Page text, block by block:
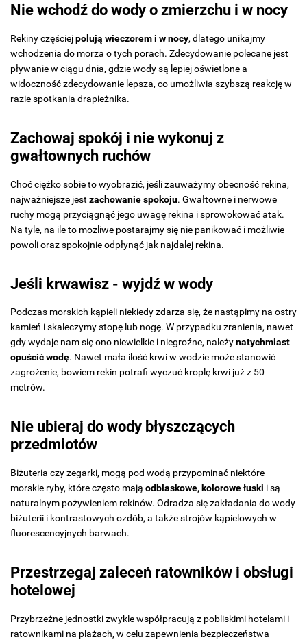
Nie wchodź do wody o zmierzchu i w nocy
Rekiny częściejpolują wieczorem i w nocy, dlatego unikajmy
wchodzenia do morza o tych porach. Zdecydowanie polecane jest
pływanie w ciągu dnia, gdzie wody są lepiej oświetlone a
widoczność zdecydowanie lepsza, co umożliwia szybszą reakcję w
razie spotkania drapieżnika.
Zachowaj spokój i nie wykonuj z
gwałtownych ruchów
Choć ciężko sobie to wyobrazić, jeśli zauważymy obecność rekina,
najważniejsze jest zachowanie spokoju. Gwałtowne i nerwowe
ruchy mogą przyciągnąć jego uwagę rekina i sprowokować atak.
Na tyle, na ile to możliwe postarajmy się nie panikować i możliwie
powoli oraz spokojnie odpłynąć jak najdalej rekina.
Jeśli krwawisz - wyjdź w wody
Podczas morskich kąpieli niekiedy zdarza się, że nastąpimy na ostry
kamień i skaleczymy stopę lub nogę. W przypadku zranienia, nawet
gdy wydaje nam się ono niewielkie i niegroźne, należynatychmiast
opuścić wodę. Nawet mała ilość krwi w wodzie może stanowić
zagrożenie, bowiem rekin potrafi wyczuć kroplę krwi już z 50
metrów.
Nie ubieraj do wody błyszczących
przedmiotów
Biżuteria czy zegarki, mogą pod wodą przypominać niektóre
morskie ryby, które często mają odblaskowe, kolorowe łuski i są
naturalnym pożywieniem rekinów. Odradza się zakładania do wody
biżuterii i kontrastowych ozdób, a także strojów kąpielowych w
fluorescencyjnych barwach.
Przestrzegaj zaleceń ratowników i obsługi
hotelowej
Przybrzeżne jednostki zwykle współpracują z pobliskimi hotelami i
ratownikami na plażach, w celu zapewnienia bezpieczeństwa